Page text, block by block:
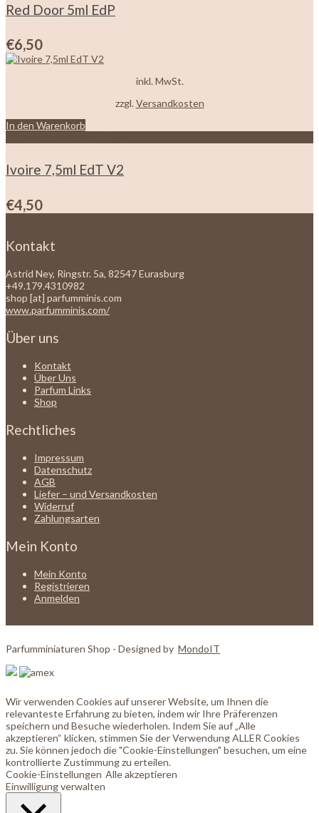
Red Door 5ml EdP
€6,50
inkl. MwSt.
zzgl. Versandkosten
In den Warenkorb
Ivoire 7,5ml EdT V2
€4,50
Kontakt
Astrid Ney, Ringstr. 5a, 82547 Eurasburg
+49.179.4310982
shop [at] parfumminis.com
www.parfumminis.com/
Über uns
Kontakt
Über Uns
Parfum Links
Shop
Rechtliches
Impressum
Datenschutz
AGB
Liefer – und Versandkosten
Widerruf
Zahlungsarten
Mein Konto
Mein Konto
Registrieren
Anmelden
Parfumminiaturen Shop - Designed by MondoIT
Wir verwenden Cookies auf unserer Website, um Ihnen die
relevanteste Erfahrung zu bieten, indem wir Ihre Präferenzen
speichern und Besuche wiederholen. Indem Sie auf „Alle
akzeptieren“ klicken, stimmen Sie der Verwendung ALLER Cookies
zu. Sie können jedoch die "Cookie-Einstellungen" besuchen, um eine
kontrollierte Zustimmung zu erteilen.
Cookie-Einstellungen Alle akzeptieren
Einwilligung verwalten